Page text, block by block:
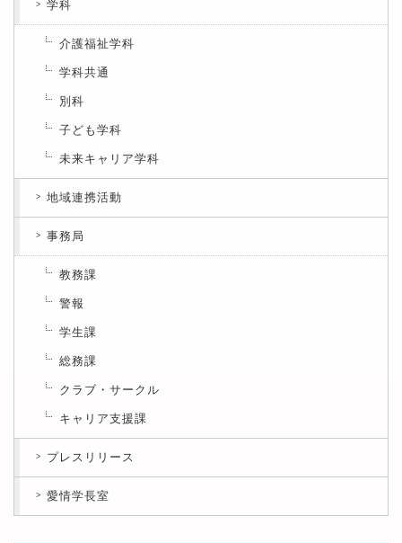
学科
介護福祉学科
学科共通
別科
子ども学科
未来キャリア学科
地域連携活動
事務局
教務課
警報
学生課
総務課
クラブ・サークル
キャリア支援課
プレスリリース
愛情学長室